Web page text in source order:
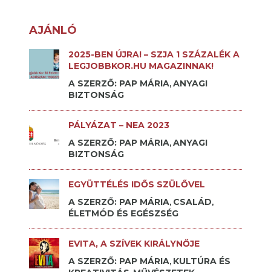
AJÁNLÓ
2025-BEN ÚJRA! – SZJA 1 SZÁZALÉK A
LEGJOBBKOR.HU MAGAZINNAK!
A SZERZŐ: PAP MÁRIA,ANYAGI
BIZTONSÁG
PÁLYÁZAT – NEA 2023
A SZERZŐ: PAP MÁRIA,ANYAGI
BIZTONSÁG
EGYÜTTÉLÉS IDŐS SZÜLŐVEL
A SZERZŐ: PAP MÁRIA, CSALÁD,
ÉLETMÓD ÉS EGÉSZSÉG
EVITA, A SZÍVEK KIRÁLYNŐJE
A SZERZŐ: PAP MÁRIA, KULTÚRA ÉS